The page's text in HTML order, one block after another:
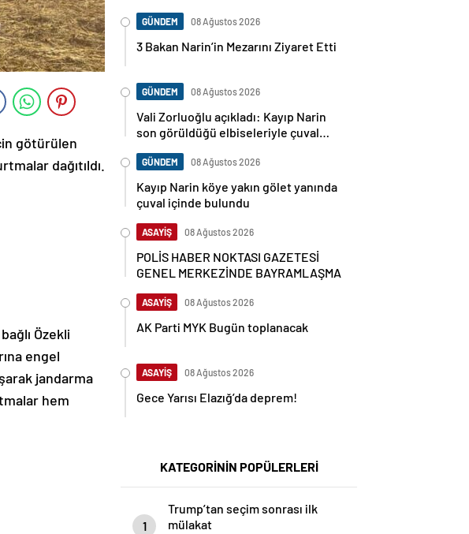
götürülen
dağıtıldı.
Özekli
engel
jandarma
hem
GÜNDEM 08 Ağustos 2026
3 Bakan Narin’in Mezarını Ziyaret Etti
GÜNDEM 08 Ağustos 2026
Vali Zorluoğlu açıkladı: Kayıp Narin
son görüldüğü elbiseleriyle çuval
GÜNDEM 08 Ağustos 2026
Kayıp Narin köye yakın gölet yanında
çuval içinde bulundu
ASAYİŞ 08 Ağustos 2026
POLİS HABER NOKTASI GAZETESİ
GENEL MERKEZİNDE BAYRAMLAŞMA
ASAYİŞ 08 Ağustos 2026
AK Parti MYK Bugün toplanacak
ASAYİŞ 08 Ağustos 2026
Gece Yarısı Elazığ’da deprem!
KATEGORİNİN POPÜLERLERİ
1
Trump’tan seçim sonrası ilk
mülakat